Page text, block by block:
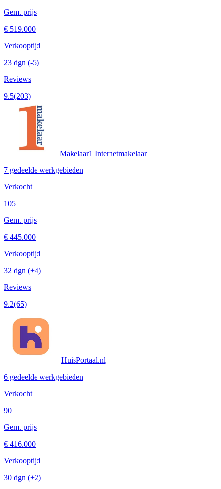
Gem. prijs
€ 519.000
Verkooptijd
23 dgn (-5)
Reviews
9.5(203)
Makelaar1 Internetmakelaar
7 gedeelde werkgebieden
Verkocht
105
Gem. prijs
€ 445.000
Verkooptijd
32 dgn (+4)
Reviews
9.2(65)
HuisPortaal.nl
6 gedeelde werkgebieden
Verkocht
90
Gem. prijs
€ 416.000
Verkooptijd
30 dgn (+2)